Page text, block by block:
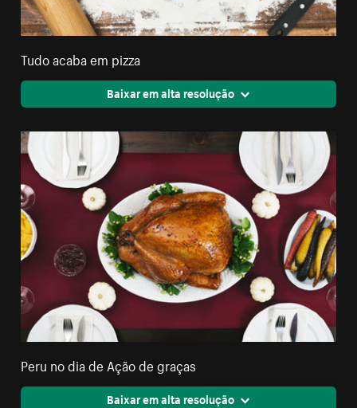
Tudo acaba em pizza
Baixar em alta resolução
Peru no dia de Ação de graças
Baixar em alta resolução